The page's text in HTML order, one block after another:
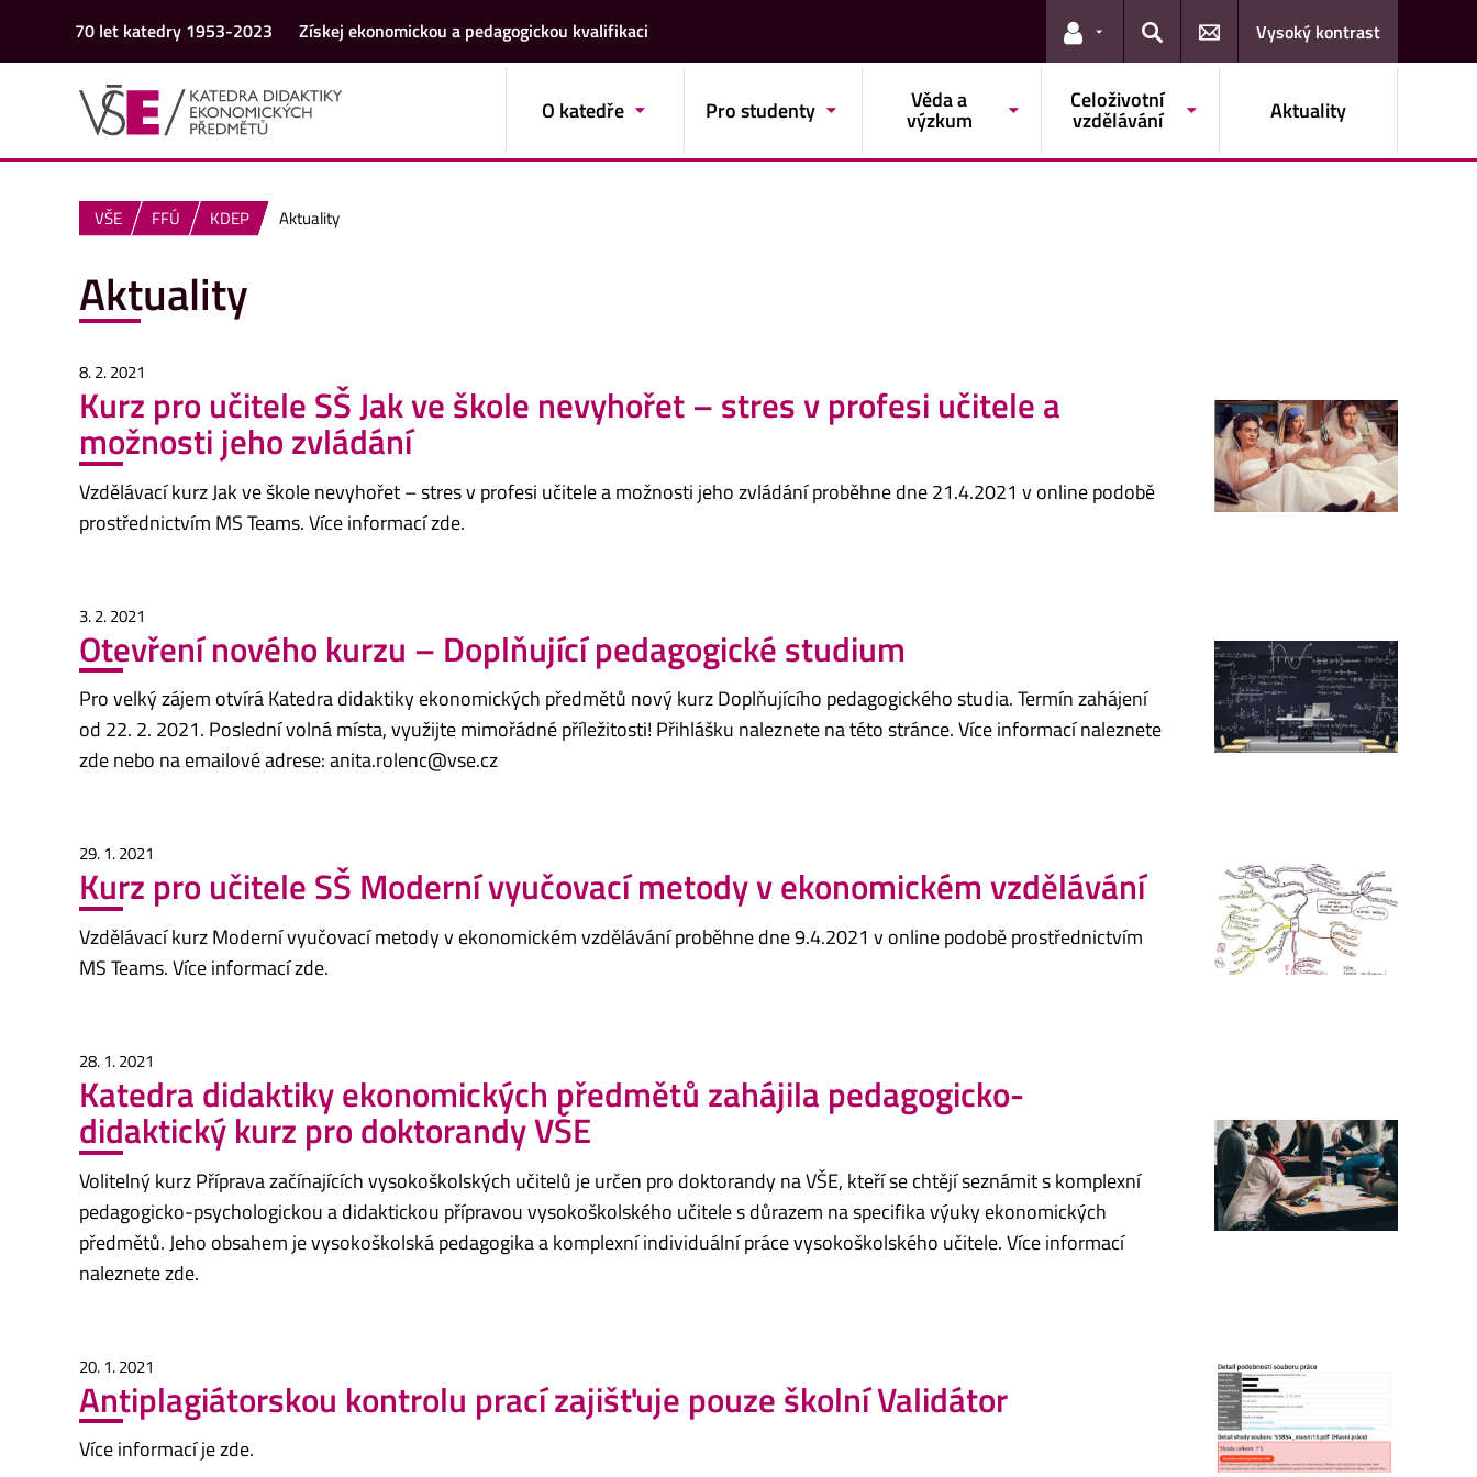
70 let katedry 1953-2023 Získej ekonomickou a pedagogickou kvalifikaci
Odkazy pro uživatele
Hledat
Vysoký kontrast
O katedře Pro studenty Věda a
výzkum
Celoživotní
vzdělávání Aktuality
VŠE FFÚ KDEP Aktuality
Aktuality
8. 2. 2021
Kurz pro učitele SŠ Jak ve škole nevyhořet – stres v profesi učitele a
možnosti jeho zvládání
Vzdělávací kurz Jak ve škole nevyhořet – stres v profesi učitele a možnosti jeho zvládání proběhne dne 21.4.2021 v online podobě
prostřednictvím MS Teams. Více informací zde.
3. 2. 2021
Otevření nového kurzu – Doplňující pedagogické studium
Pro velký zájem otvírá Katedra didaktiky ekonomických předmětů nový kurz Doplňujícího pedagogického studia. Termín zahájení
od 22. 2. 2021. Poslední volná místa, využijte mimořádné příležitosti! Přihlášku naleznete na této stránce. Více informací naleznete
zde nebo na emailové adrese: anita.rolenc@vse.cz
29. 1. 2021
Kurz pro učitele SŠ Moderní vyučovací metody v ekonomickém vzdělávání
Vzdělávací kurz Moderní vyučovací metody v ekonomickém vzdělávání proběhne dne 9.4.2021 v online podobě prostřednictvím
MS Teams. Více informací zde.
28. 1. 2021
Katedra didaktiky ekonomických předmětů zahájila pedagogicko-
didaktický kurz pro doktorandy VŠE
Volitelný kurz Příprava začínajících vysokoškolských učitelů je určen pro doktorandy na VŠE, kteří se chtějí seznámit s komplexní
pedagogicko-psychologickou a didaktickou přípravou vysokoškolského učitele s důrazem na specifika výuky ekonomických
předmětů. Jeho obsahem je vysokoškolská pedagogika a komplexní individuální práce vysokoškolského učitele. Více informací
naleznete zde.
20. 1. 2021
Antiplagiátorskou kontrolu prací zajišťuje pouze školní Validátor
Více informací je zde.